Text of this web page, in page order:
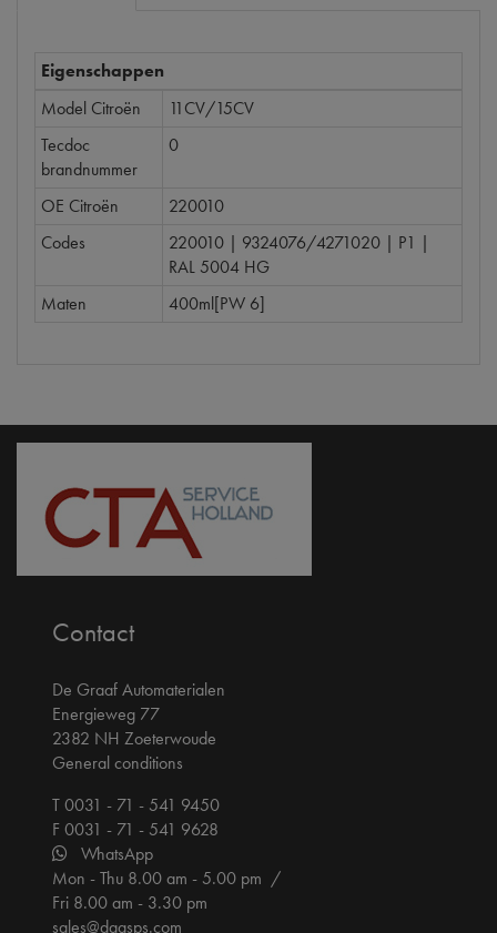
Eigenschappen
Model Citroën
11CV/15CV
Tecdoc
brandnummer
0
OE Citroën
220010
Codes
220010 | 9324076/4271020 | P1 |
RAL 5004 HG
Maten
400ml[PW 6]
Contact
De Graaf Automaterialen
Energieweg 77
2382 NH Zoeterwoude
General conditions
T 0031 - 71 - 541 9450
F 0031 - 71 - 541 9628
WhatsApp
Mon - Thu 8.00 am - 5.00 pm /
Fri 8.00 am - 3.30 pm
sales@dgasps.com